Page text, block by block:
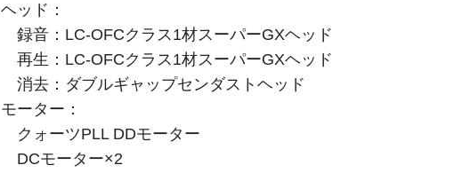
ヘッド：
録音：LC-OFCクラス1材スーパーGXヘッド
再生：LC-OFCクラス1材スーパーGXヘッド
消去：ダブルギャップセンダストヘッド
モーター：
クォーツPLL DDモーター
DCモーター×2